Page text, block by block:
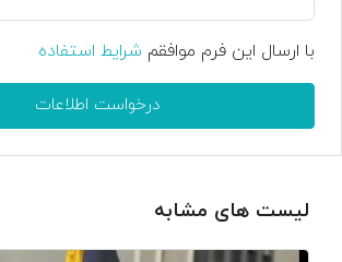
با ارسال این فرم موافقم شرایط استفاده
درخواست اطلاعات
لیست های مشابه